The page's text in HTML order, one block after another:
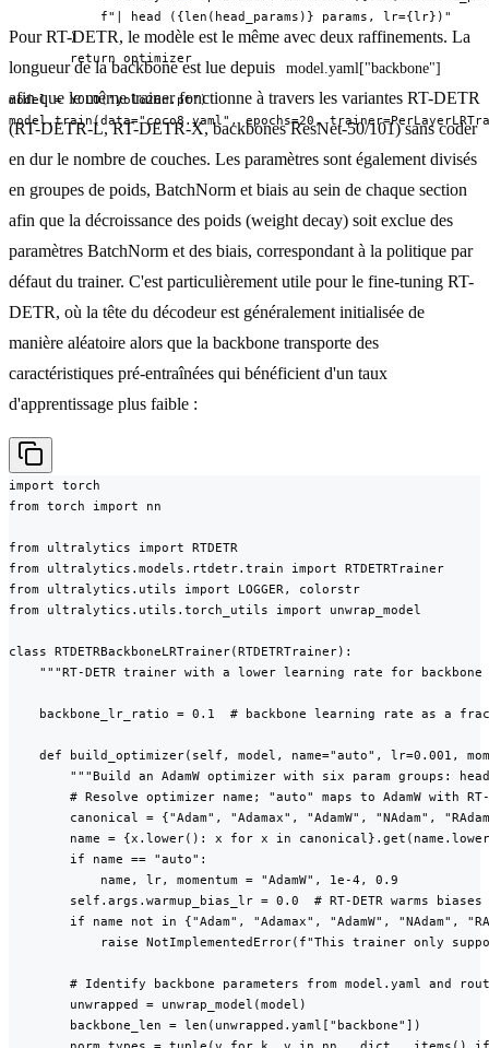
            f"| head ({len(head_params)} params, lr={lr})"
        )
        return optimizer
model = YOLO("yolo26n.pt")
model.train(data="coco8.yaml", epochs=20,
Pour RT-DETR, le modèle est le même avec deux raffinements. La
longueur de la backbone est lue depuis
model.yaml["backbone"]
afin que le même trainer fonctionne à travers les variantes RT-DETR
(RT-DETR-L, RT-DETR-X, backbones ResNet-50/101) sans coder
en dur le nombre de couches. Les paramètres sont également divisés
en groupes de poids, BatchNorm et biais au sein de chaque section
afin que la décroissance des poids (weight decay) soit exclue des
paramètres BatchNorm et des biais, correspondant à la politique par
défaut du trainer. C'est particulièrement utile pour le fine-tuning RT-
DETR, où la tête du décodeur est généralement initialisée de
manière aléatoire alors que la backbone transporte des
caractéristiques pré-entraînées qui bénéficient d'un taux
d'apprentissage plus faible :
import torch
from torch import nn
from ultralytics import RTDETR
from ultralytics.models.rtdetr.train import RTDETRTrainer
from ultralytics.utils import LOGGER, colorstr
from ultralytics.utils.torch_utils import unwrap_model
class RTDETRBackboneLRTrainer(RTDETRTrainer):
"""RT-DETR trainer with a lower learning rate for backbone
backbone_lr_ratio = 0.1  # backbone learning rate as a
def build_optimizer(self, model, name="auto", lr=0.001,
"""Build an AdamW optimizer with six param groups:
# Resolve optimizer name; "auto" maps to AdamW with
canonical = {"Adam", "Adamax", "AdamW", "NAdam",
name = {x.lower(): x for x in
        if name == "auto":
            name, lr, momentum = "AdamW", 1e-4, 0.9
self.args.warmup_bias_lr = 0.0  # RT-DETR warms
if name not in {"Adam", "Adamax", "AdamW", "NAdam",
raise NotImplementedError(f"This trainer only
# Identify backbone parameters from model.yaml and
        unwrapped = unwrap_model(model)
        backbone_len = len(unwrapped.yaml["backbone"])